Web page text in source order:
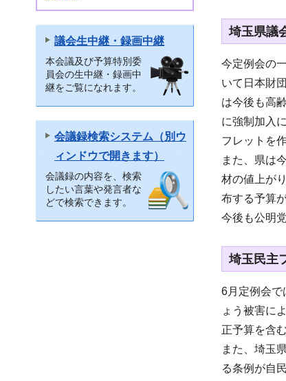
議会生中継・録画中継
本会議及び予算特別委
員会の生中継・録画中
継をご覧になれます。
会議録検索システム（別ウ
ィンドウで開きます）
会議録の内容を、検索
したい言葉や発言者な
どで検索できます。
埼玉県
今定例会の
いて日本財
は今後も高
に強制加入
フレットを
また、県は
材の値上が
布する予算
今後も公明
埼玉民
6月定例会で
ょう被害に
正予算を含
また、埼玉
る条例が自